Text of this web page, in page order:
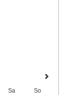
Sa So